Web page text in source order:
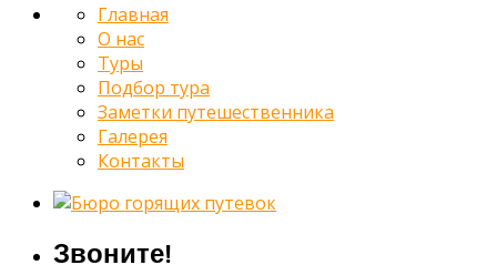
Главная
О нас
Туры
Подбор тура
Заметки путешественника
Галерея
Контакты
Звоните!